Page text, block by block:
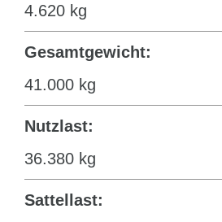
4.620 kg
Gesamtgewicht:
41.000 kg
Nutzlast:
36.380 kg
Sattellast: